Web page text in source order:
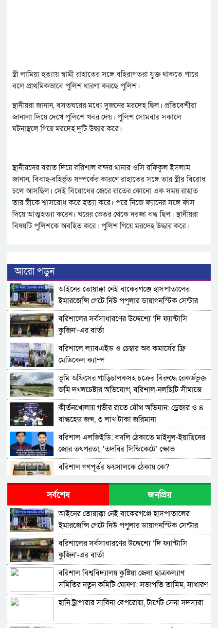
স্ত্রী লামিয়া হত্যায় স্বামী রাহাতের সঙ্গে বহিরাগতরা যুক্ত থাকতে পারে
বলে প্রাথমিকভাবে পুলিশ ধারণা করছে পুলিশ।
স্থানীয়রা জানান, বসতঘরের মধ্যে দুজনের মরদেহ ছিল। প্রতিবেশীরা
জানালা দিয়ে দেখে পুলিশে খবর দেয়। পুলিশ সোমবার সকালে
ঘটনাস্থলে গিয়ে মরদেহ দুটি উদ্ধার করে।
স্থানীয়দের বরাত দিয়ে বরিশাল বন্দর থানার ওসি রফিকুল ইসলাম
জানান, বিবাহ-বহির্ভূত সম্পর্কের কারণে রাহাতের সঙ্গে তার স্ত্রীর বিরোধ
চলে আসছিল। সেই বিরোধের জেরে রাতের কোনো এক সময় রাহাত
তার স্ত্রীকে শ্বাসরোধ করে হত্যা করে। পরে নিজে ফ্যানের সঙ্গে ফাঁস
দিয়ে আত্মহত্যা করেন। ঘরের ভেতর থেকে দরজা বন্ধ ছিল। স্থানীয়রা
বিষয়টি পুলিশকে অবহিত করে। পুলিশ গিয়ে মরদেহ উদ্ধার করে।
আরো পড়ুন
​আইনের তোয়াক্কা নেই বাকেরগঞ্জে হাসপাতালের
ইমারজেন্সি গেটে নিউ পপুলার ডায়াগনস্টিক সেন্টার
বরিশালের সর্বসাধারণের উদ্দেশ্যে ‘দি ফ্যান্টাসি
কুজিন’-এর বার্তা
বরিশালে ল্যাবএইড ও চেম্বার অব কমার্সের ফ্রি
মেডিকেল ক্যাম্প
‎ভূমি অফিসের গাড়িচালকসহ চক্রের বিরুদ্ধে রেকর্ডভুক্ত
জমি দখলচেষ্টার অভিযোগ, বরিশাল-নলছিটি সীমান্তে
চাঞ্চল্য
কীর্তনখোলায় গভীর রাতে যৌথ অভিযান: ড্রেজার ও ৪
বাল্কহেড জব্দ, ৩ লাখ টাকা জরিমানা
বরিশাল এলজিইডি: বদলি ঠেকাতে মাইনুল-ইয়াছিনের
জোর তৎপরতা, ‘তদবির সিন্ডিকেটে’ ক্ষোভ
বরিশাল গণপূর্তর ফয়সালকে ঠেকায় কে?
বরিশালে শিক্ষকদের কোচিং বাণিজ্য: সংকটে প্রাথমিক
শিক্ষা
উত্তর আমানতগঞ্জ সিকদার পাড়া জামে মসজিদের
পূর্ণাঙ্গ কমিটি গঠন
বরিশাল এয়ারপোর্ট থানার পৃথক অভিযানে ইয়াবাসহ
দুই মাদক ব্যবসায়ী আটক ​
বরিশালে অর্ধ কোটি টাকা আত্মসাতের অভিযোগ,
প্রতারণার শিকার লিজা সিদ্দিক দম্পতি
সর্বশেষ জনপ্রিয়
​আইনের তোয়াক্কা নেই বাকেরগঞ্জে হাসপাতালের
ইমারজেন্সি গেটে নিউ পপুলার ডায়াগনস্টিক সেন্টার
বরিশালের সর্বসাধারণের উদ্দেশ্যে ‘দি ফ্যান্টাসি
কুজিন’-এর বার্তা
বরিশাল বিশ্ববিদ্যালয় কুষ্টিয়া জেলা ছাত্রকল্যাণ
সমিতির নতুন কমিটি ঘোষণা: সভাপতি তামিম, সাধারণ
সম্পাদক রিহাম
হানি ট্রাপারার সাবিনা বেপরোয়া, টার্গেট সেনা সদস্যরা